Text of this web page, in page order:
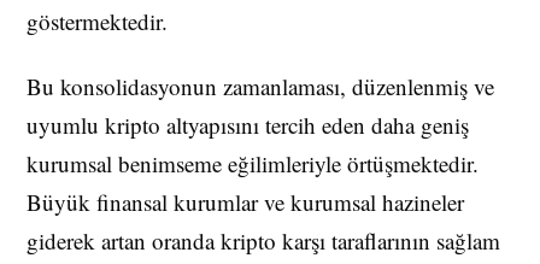
göstermektedir.
Bu konsolidasyonun zamanlaması, düzenlenmiş ve
uyumlu kripto altyapısını tercih eden daha geniş
kurumsal benimseme eğilimleriyle örtüşmektedir.
Büyük finansal kurumlar ve kurumsal hazineler
giderek artan oranda kripto karşı taraflarının sağlam